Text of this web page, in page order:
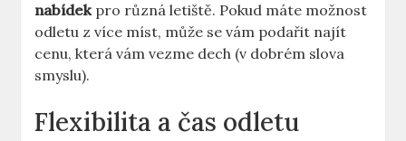
nabídekpro různá letiště. Pokud máte možnost
odletu z více míst, může se vám podařit najít
cenu, která vám vezme dech (v dobrém slova
smyslu).
Flexibilita a čas odletu